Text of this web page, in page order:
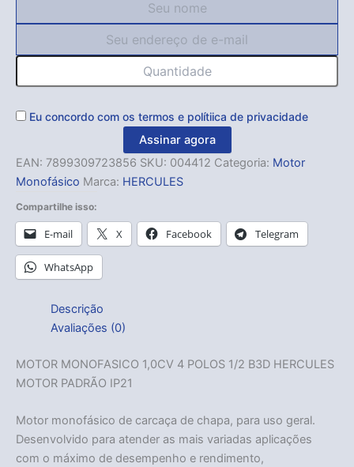
Eu concordo com os termos e polítiica de privacidade
Assinar agora
EAN: 7899309723856 SKU: 004412 Categoria: Motor
Monofásico Marca: HERCULES
Compartilhe isso:
E-mail X Facebook Telegram
WhatsApp
Descrição
Avaliações (0)
MOTOR MONOFASICO 1,0CV 4 POLOS 1/2 B3D HERCULES
MOTOR PADRÃO IP21
Motor monofásico de carcaça de chapa, para uso geral.
Desenvolvido para atender as mais variadas aplicações
com o máximo de desempenho e rendimento,